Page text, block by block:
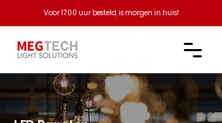
Voor 17:00 uur besteld, is morgen in huis!